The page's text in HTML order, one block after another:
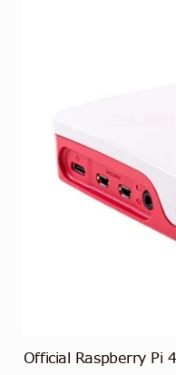
Official Raspberry Pi